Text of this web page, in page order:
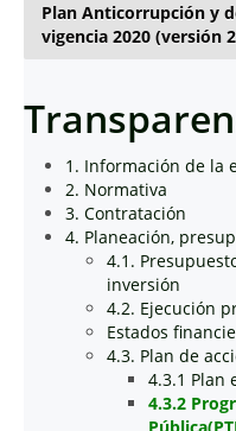
Plan Anticorrupción y
vigencia 2020 (versión
1. Información de la
2. Normativa
3. Contratación
4. Planeación,
4.1.
inversión
4.2. Ejecución
Estados
4.3. Plan de
4.3.1 Plan
4.3.2